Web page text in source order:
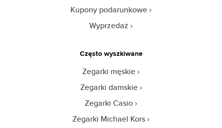
Kupony podarunkowe
Wyprzedaż
Często wyszkiwane
Zegarki męskie
Zegarki damskie
Zegarki Casio
Zegarki Michael Kors